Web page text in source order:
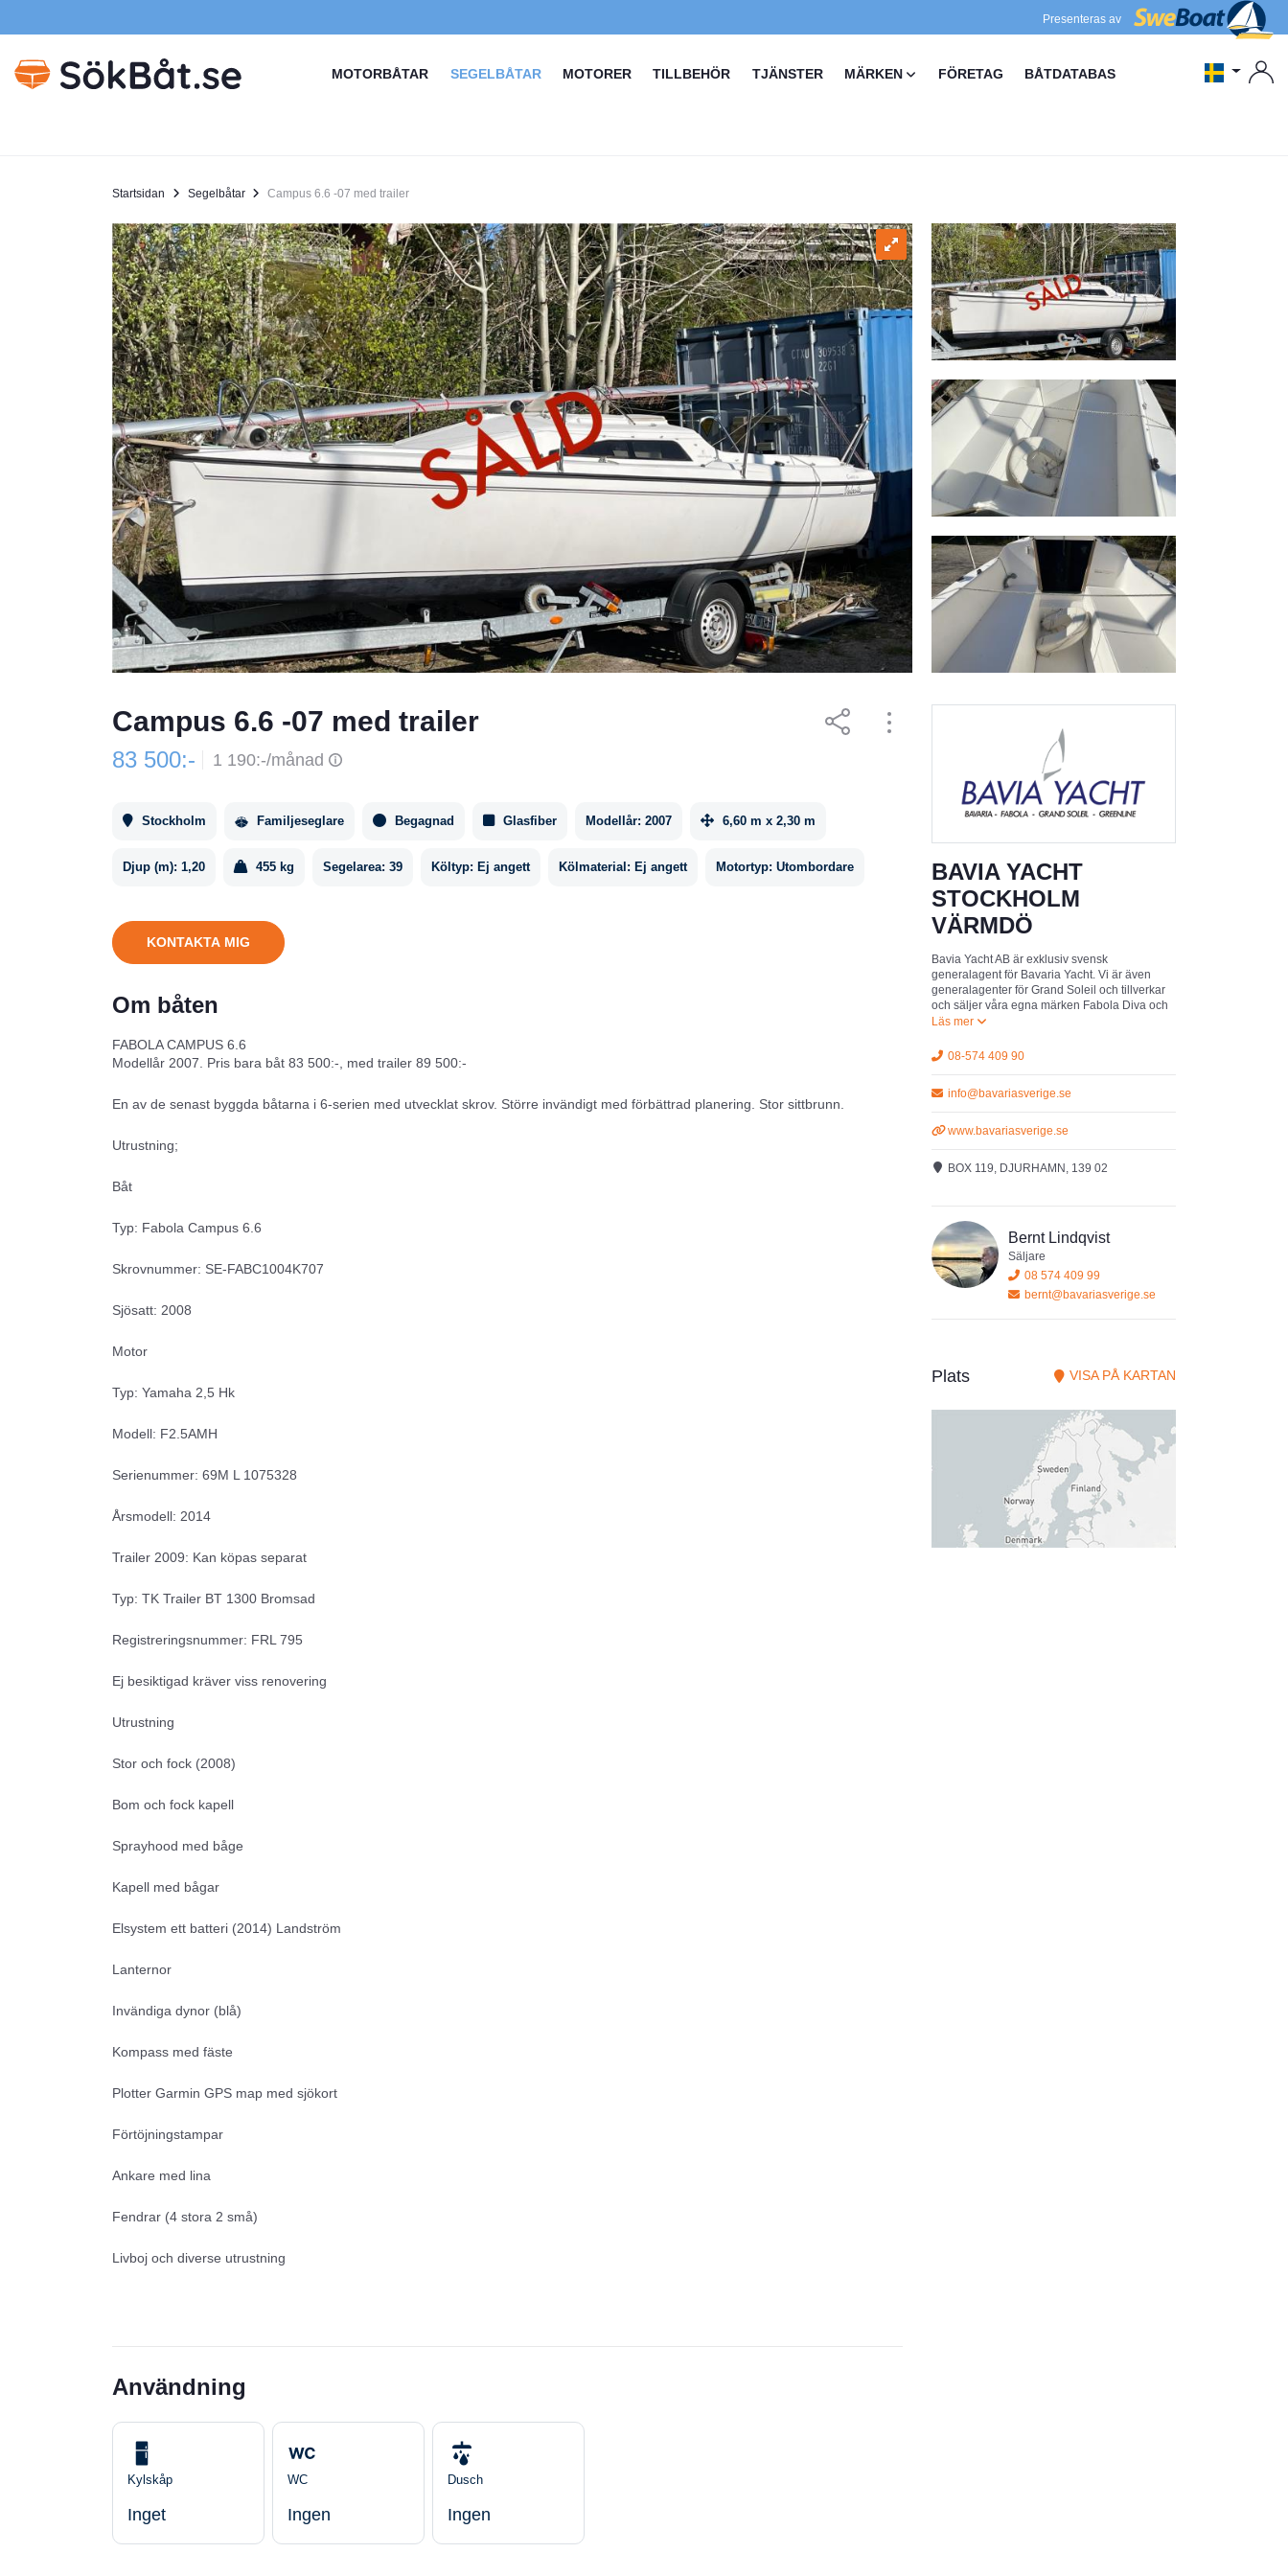
Presenteras av
MOTORBÅTAR SEGELBÅTAR MOTORER TILLBEHÖR TJÄNSTER MÄRKEN FÖRETAG BÅTDATABAS
Startsidan Segelbåtar Campus 6.6 -07 med trailer
Campus 6.6 -07 med trailer
83 500:- 1 190:-/månad
Stockholm Familjeseglare Begagnad Glasfiber Modellår: 2007 6,60 m x 2,30 m
Djup (m): 1,20 455 kg Segelarea: 39 Költyp: Ej angett Kölmaterial: Ej angett Motortyp: Utombordare
KONTAKTA MIG
Om båten
FABOLA CAMPUS 6.6
Modellår 2007. Pris bara båt 83 500:-, med trailer 89 500:-
En av de senast byggda båtarna i 6-serien med utvecklat skrov. Större invändigt med förbättrad planering. Stor sittbrunn.
Utrustning;
Båt
Typ: Fabola Campus 6.6
Skrovnummer: SE-FABC1004K707
Sjösatt: 2008
Motor
Typ: Yamaha 2,5 Hk
Modell: F2.5AMH
Serienummer: 69M L 1075328
Årsmodell: 2014
Trailer 2009: Kan köpas separat
Typ: TK Trailer BT 1300 Bromsad
Registreringsnummer: FRL 795
Ej besiktigad kräver viss renovering
Utrustning
Stor och fock (2008)
Bom och fock kapell
Sprayhood med båge
Kapell med bågar
Elsystem ett batteri (2014) Landström
Lanternor
Invändiga dynor (blå)
Kompass med fäste
Plotter Garmin GPS map med sjökort
Förtöjningstampar
Ankare med lina
Fendrar (4 stora 2 små)
Livboj och diverse utrustning
Användning
Kylskåp
Inget
WC
Ingen
Dusch
Ingen
BAVIA YACHT
STOCKHOLM
VÄRMDÖ
Bavia Yacht AB är exklusiv svensk
generalagent för Bavaria Yacht. Vi är även
generalagenter för Grand Soleil och tillverkar
och säljer våra egna märken Fabola Diva och
Fabola Campus.
08-574 409 90
info@bavariasverige.se
www.bavariasverige.se
BOX 119, DJURHAMN, 139 02
Bernt Lindqvist
Säljare
08 574 409 99
bernt@bavariasverige.se
Plats VISA PÅ KARTAN